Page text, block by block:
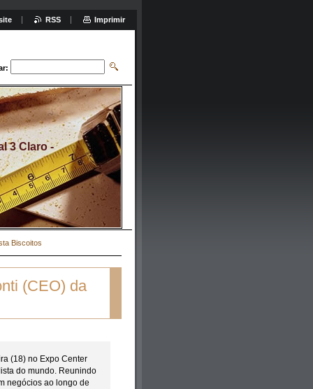
3 Claro -
Biscoitos
(CEO) da
(18) no Expo Center
do mundo. Reunindo
negócios ao longo de
RSS Imprimir